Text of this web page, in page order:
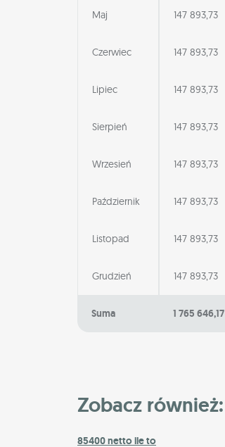
Maj 147 893,73
Czerwiec 147 893,73
Lipiec 147 893,73
Sierpień 147 893,73
Wrzesień 147 893,73
Październik 147 893,73
Listopad 147 893,73
Grudzień 147 893,73
Suma 1 765 646,17
Zobacz również:
85400 netto ile to